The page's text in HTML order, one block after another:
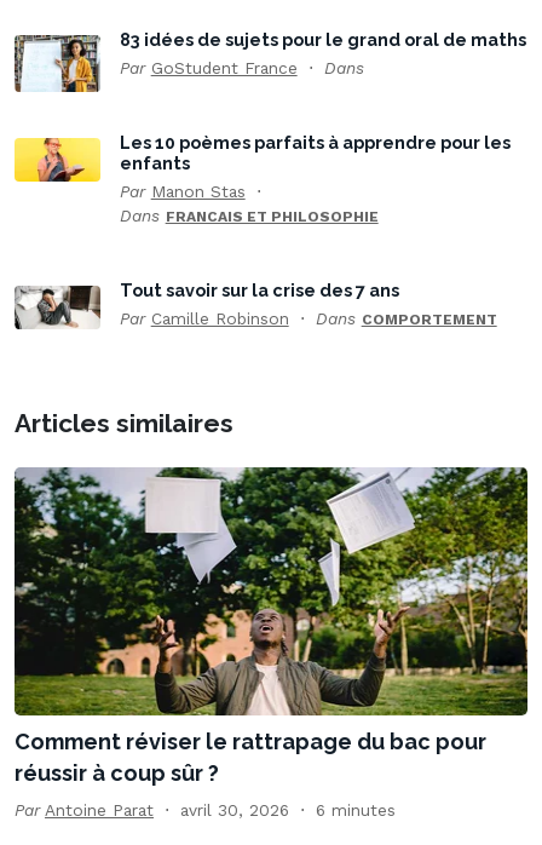
83 idées de sujets pour le grand oral de maths
Par GoStudent France Dans
Les 10 poèmes parfaits à apprendre pour les
enfants
Par Manon Stas
Dans FRANCAIS ET PHILOSOPHIE
Tout savoir sur la crise des 7 ans
Par Camille Robinson Dans COMPORTEMENT
Articles similaires
Comment réviser le rattrapage du bac pour
réussir à coup sûr ?
Par Antoine Parat avril 30, 2026 6 minutes